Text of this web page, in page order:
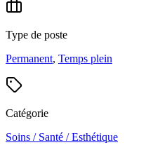
Type de poste
Permanent, Temps plein
Catégorie
Soins / Santé / Esthétique